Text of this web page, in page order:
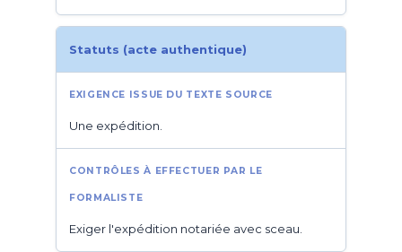
Statuts (acte authentique)
Une expédition.
Exiger l'expédition notariée avec sceau.